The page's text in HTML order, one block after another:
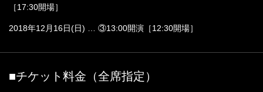
［17:30開場］
2018年12月16日(日) … ③13:00開演［12:30開場］
■チケット料金（全席指定）